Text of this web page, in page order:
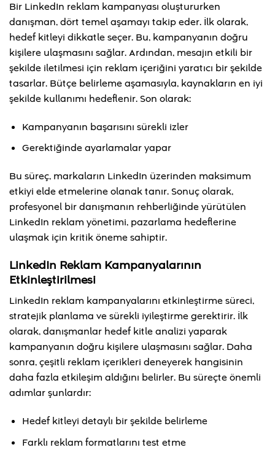
Bir LinkedIn reklam kampanyası oluştururken
danışman, dört temel aşamayı takip eder. İlk olarak,
hedef kitleyi dikkatle seçer. Bu, kampanyanın doğru
kişilere ulaşmasını sağlar. Ardından, mesajın etkili bir
şekilde iletilmesi için reklam içeriğini yaratıcı bir şekilde
tasarlar. Bütçe belirleme aşamasıyla, kaynakların en iyi
şekilde kullanımı hedeflenir. Son olarak:
Kampanyanın başarısını sürekli izler
Gerektiğinde ayarlamalar yapar
Bu süreç, markaların LinkedIn üzerinden maksimum
etkiyi elde etmelerine olanak tanır. Sonuç olarak,
profesyonel bir danışmanın rehberliğinde yürütülen
LinkedIn reklam yönetimi, pazarlama hedeflerine
ulaşmak için kritik öneme sahiptir.
LinkedIn Reklam Kampanyalarının
Etkinleştirilmesi
LinkedIn reklam kampanyalarını etkinleştirme süreci,
stratejik planlama ve sürekli iyileştirme gerektirir. İlk
olarak, danışmanlar hedef kitle analizi yaparak
kampanyanın doğru kişilere ulaşmasını sağlar. Daha
sonra, çeşitli reklam içerikleri deneyerek hangisinin
daha fazla etkileşim aldığını belirler. Bu süreçte önemli
adımlar şunlardır:
Hedef kitleyi detaylı bir şekilde belirleme
Farklı reklam formatlarını test etme